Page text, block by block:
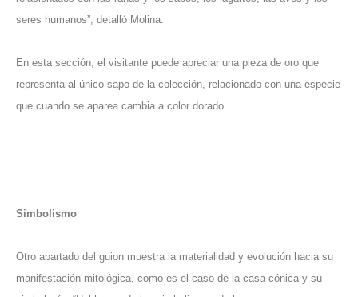
seres humanos”, detalló Molina.
En esta sección, el visitante puede apreciar una pieza de oro que
representa al único sapo de la colección, relacionado con una especie
que cuando se aparea cambia a color dorado.
Simbolismo
Otro apartado del guion muestra la materialidad y evolución hacia su
manifestación mitológica, como es el caso de la casa cónica y su